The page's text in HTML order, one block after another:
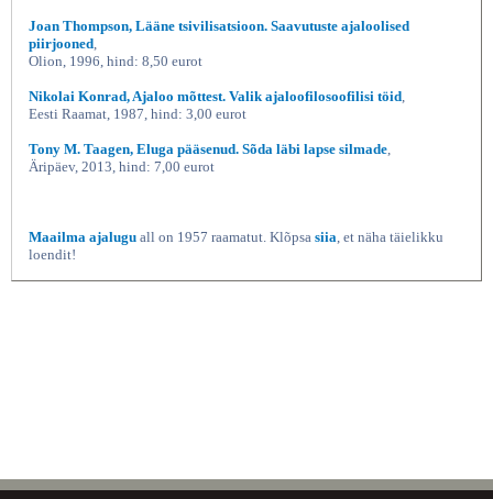
Joan Thompson, Lääne tsivilisatsioon. Saavutuste ajaloolised
piirjooned
Olion, 1996, hind: 8,50 eurot
Nikolai Konrad, Ajaloo mõttest. Valik ajaloofilosoofilisi töid
Eesti Raamat, 1987, hind: 3,00 eurot
Tony M. Taagen, Eluga pääsenud. Sõda läbi lapse silmade
Äripäev, 2013, hind: 7,00 eurot
Maailma ajalugu all on 1957 raamatut. Klõpsa siia , et näha täielikku
loendit!